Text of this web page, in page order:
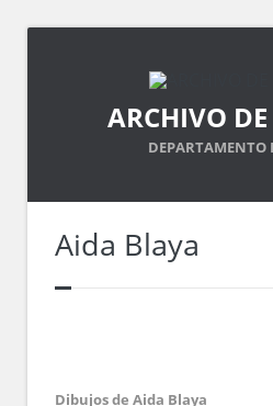
ARCHIVO
DEPARTAMENTO
Aida Blaya
Dibujos de Aida Blaya